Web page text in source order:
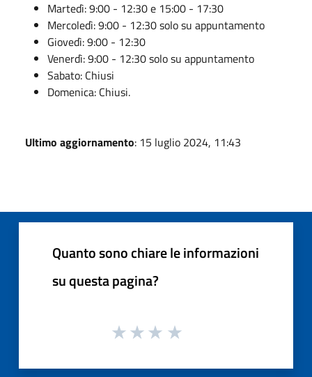
Martedì: 9:00 - 12:30 e 15:00 - 17:30
Mercoledì: 9:00 - 12:30 solo su appuntamento
Giovedì: 9:00 - 12:30
Venerdì: 9:00 - 12:30 solo su appuntamento
Sabato: Chiusi
Domenica: Chiusi.
Ultimo aggiornamento: 15 luglio 2024, 11:43
Quanto sono chiare le informazioni
su questa pagina?